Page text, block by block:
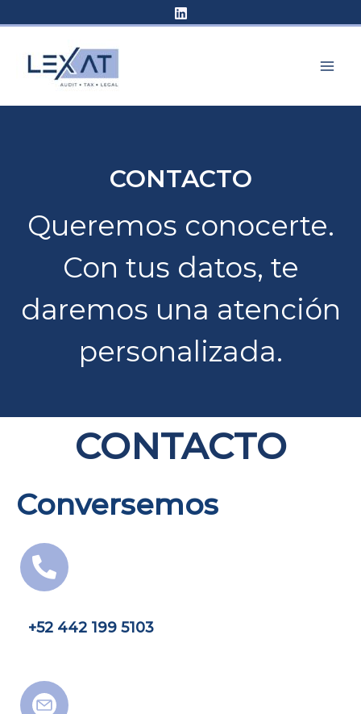
contenido
CONTACTO
Queremos conocerte.
Con tus datos, te
daremos una atención
personalizada.
CONTACTO
Conversemos
+52 442 199 5103